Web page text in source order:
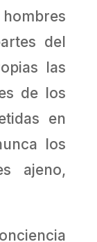
del
las
de los
en
los
ajeno,